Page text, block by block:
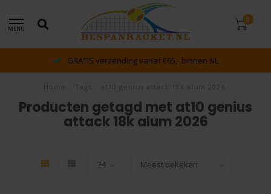
MENU
0
GRATIS verzending vanaf €65,- binnen NL
Producten getagd met at10 genius
attack 18k alum 2026